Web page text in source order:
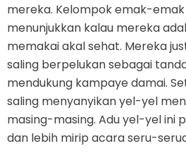
mereka. Kelompok emak-
menunjukkan kalau mereka
memakai akal sehat. Mereka
saling berpelukan sebagai
mendukung kampaye damai.
saling menyanyikan yel-yel
masing-masing. Adu yel-yel ini
dan lebih mirip acara seru-